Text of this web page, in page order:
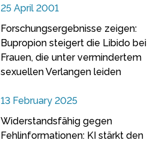
25 April 2001
Forschungsergebnisse zeigen:
Bupropion steigert die Libido bei
Frauen, die unter vermindertem
sexuellen Verlangen leiden
13 February 2025
Widerstandsfähig gegen
Fehlinformationen: KI stärkt den